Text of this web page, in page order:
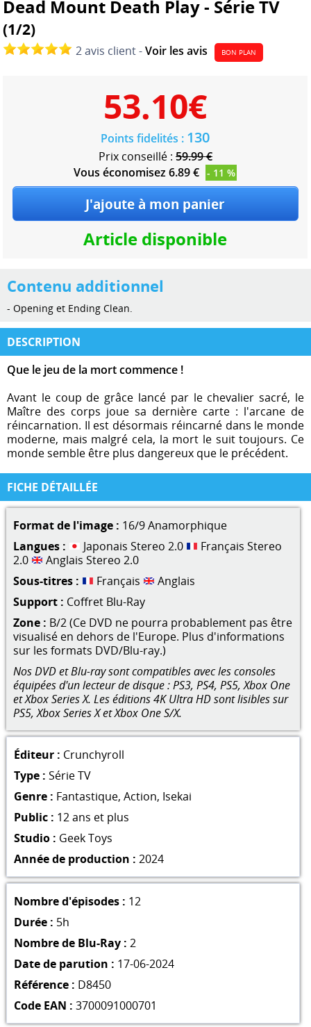
Dead Mount Death Play - Série TV
(1/2)
2 avis client -Voir les avis BON PLAN
53.10€
Points fidelités : 130
Prix conseillé : 59.99 €
Vous économisez 6.89 €
- 11 %
Article disponible
Contenu additionnel
- Opening et Ending Clean.
DESCRIPTION
Que le jeu de la mort commence !
Avant le coup de grâce lancé par le chevalier sacré, le
Maître des corps joue sa dernière carte : l'arcane de
réincarnation. Il est désormais réincarné dans le monde
moderne, mais malgré cela, la mort le suit toujours. Ce
monde semble être plus dangereux que le précédent.
FICHE DÉTAILLÉE
Format de l'image : 16/9 Anamorphique
Langues :
Japonais Stereo 2.0
Français Stereo
2.0
Anglais Stereo 2.0
Sous-titres :
Français
Anglais
Support : Coffret Blu-Ray
Zone : B/2 (Ce DVD ne pourra probablement pas être
visualisé en dehors de l'Europe. Plus d'informations
sur les formats DVD/Blu-ray.)
Nos DVD et Blu-ray sont compatibles avec les consoles
équipées d'un lecteur de disque : PS3, PS4, PS5, Xbox One
et Xbox Series X. Les éditions 4K Ultra HD sont lisibles sur
PS5, Xbox Series X et Xbox One S/X.
Éditeur : Crunchyroll
Type : Série TV
Genre : Fantastique, Action, Isekai
Public : 12 ans et plus
Studio : Geek Toys
Année de production : 2024
Nombre d'épisodes : 12
Durée : 5h
Nombre de Blu-Ray : 2
Date de parution : 17-06-2024
Référence : D8450
Code EAN : 3700091000701